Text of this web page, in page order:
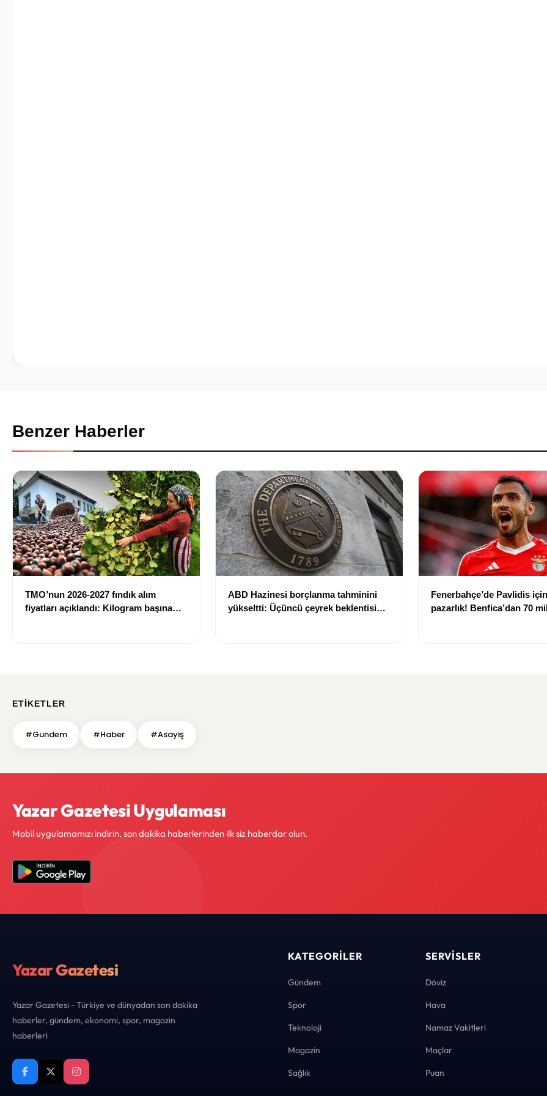
Benzer Haberler
TMO’nun 2026-2027 fındık alım
fiyatları açıklandı: Kilogram başına
ABD Hazinesi borçlanma tahminini
yükseltti: Üçüncü çeyrek beklentisi
Fenerbahçe’de Pavlidis
pazarlık! Benfica’dan 70
ETIKETLER
#Gundem #Haber #Asayiş
Yazar Gazetesi Uygulaması
Mobil uygulamamızı indirin, son dakika haberlerinden ilk siz haberdar olun.
Yazar Gazetesi
Yazar Gazetesi - Türkiye ve dünyadan son dakika
haberler, gündem, ekonomi, spor, magazin
haberleri
KATEGORILER
Gündem
Spor
Teknoloji
Magazin
Sağlık
SERVISLER
Döviz
Hava
Namaz Vakitleri
Maçlar
Puan